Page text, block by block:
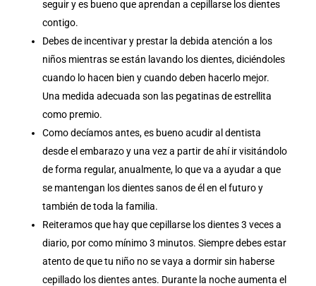
seguir y es bueno que aprendan a cepillarse los dientes
contigo.
Debes de incentivar y prestar la debida atención a los
niños mientras se están lavando los dientes, diciéndoles
cuando lo hacen bien y cuando deben hacerlo mejor.
Una medida adecuada son las pegatinas de estrellita
como premio.
Como decíamos antes, es bueno acudir al dentista
desde el embarazo y una vez a partir de ahí ir visitándolo
de forma regular, anualmente, lo que va a ayudar a que
se mantengan los dientes sanos de él en el futuro y
también de toda la familia.
Reiteramos que hay que cepillarse los dientes 3 veces a
diario, por como mínimo 3 minutos. Siempre debes estar
atento de que tu niño no se vaya a dormir sin haberse
cepillado los dientes antes. Durante la noche aumenta el